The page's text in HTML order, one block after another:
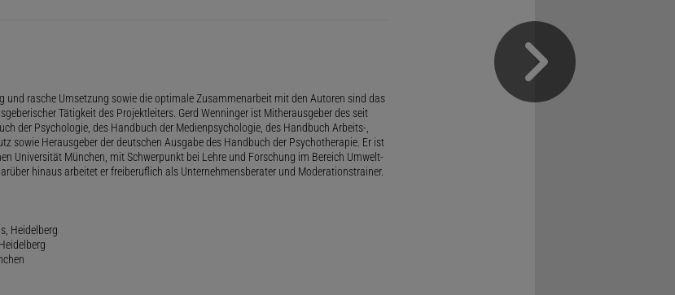
und rasche Umsetzung sowie die optimale Zusammenarbeit mit den Autoren sind das
Tätigkeit des Projektleiters. Gerd Wenninger ist Mitherausgeber des seit
der Psychologie, des Handbuch der Medienpsychologie, des Handbuch Arbeits-,
sowie Herausgeber der deutschen Ausgabe des Handbuch der Psychotherapie. Er ist
Universität München, mit Schwerpunkt bei Lehre und Forschung im Bereich Umwelt-
hinaus arbeitet er freiberuflich als Unternehmensberater und Moderationstrainer.
Heidelberg